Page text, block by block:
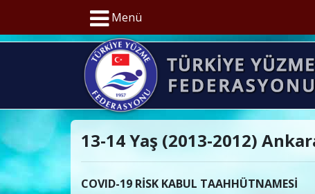
Menü
13-14 Yaş (2013-2012)
COVID-19 RİSK KABUL TAAHHÜTNAMESİ